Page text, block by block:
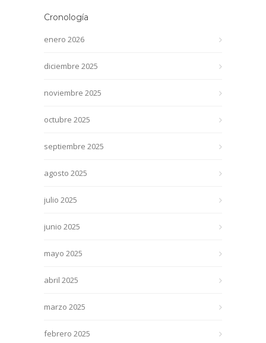
Cronología
enero 2026
diciembre 2025
noviembre 2025
octubre 2025
septiembre 2025
agosto 2025
julio 2025
junio 2025
mayo 2025
abril 2025
marzo 2025
febrero 2025